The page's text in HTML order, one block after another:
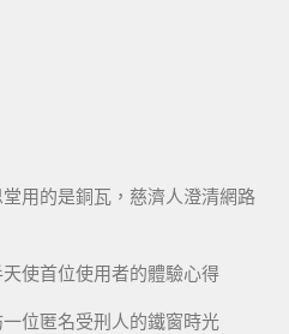
用的是銅瓦，慈濟人澄清網路
天使首位使用者的體驗心得
位匿名受刑人的鐵窗時光